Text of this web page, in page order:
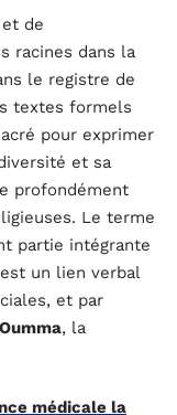
de
racines dans la
le registre de
textes formels
pour exprimer
et sa
profondément
Le terme
partie intégrante
un lien verbal
et par
Oumma, la
médicale la